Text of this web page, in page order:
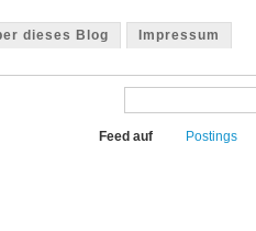
dieses Blog
Impressum
Feed auf Postings